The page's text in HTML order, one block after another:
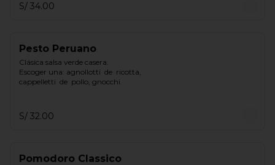
S/ 34.00
Pesto Peruano
Clásica salsa verde casera.
Escoger una: agnollotti  de  ricotta,
cappelletti  de  pollo, gnocchi.
S/ 32.00
Pomodoro Classico